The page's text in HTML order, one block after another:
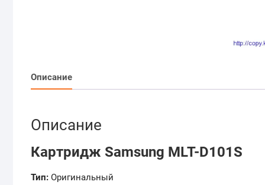
Описание
Описание
Картридж Samsung MLT-D101S
Тип: Оригинальный